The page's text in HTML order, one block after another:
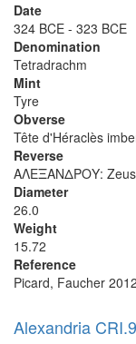
Date
324 BCE - 323 BCE
Denomination
Tetradrachm
Mint
Tyre
Obverse
Tête d'Héraclès
Reverse
ΑΛΕΞΑΝΔΡΟΥ: Zeus
Diameter
26.0
Weight
15.72
Reference
Picard, Faucher
Alexandria